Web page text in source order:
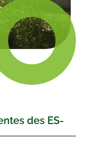
des ES-